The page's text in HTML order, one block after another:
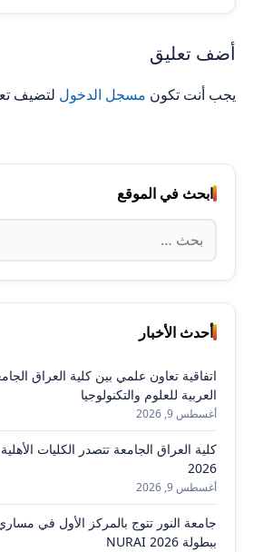
أضف تعليق
يجب أنت تكون مسجل الدخول لتضيف
ابحث في الموقع
البحث
عن:
أحدث الأخبار
اتفاقية تعاون علمي بين كلية العراق
العربية للعلوم والتكنولوجيا
أغسطس 9, 2026
كلية العراق الجامعة تتصدر الكليات
2026
أغسطس 9, 2026
جامعة النور تتوج بالمركز الأول في مساري
ببطولة NURAI 2026